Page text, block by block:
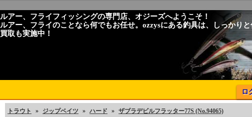
ルアー、フライフィッシングの専門店、オジーズへようこそ！
ルアー、フライのことなら何でもお任せ。ozzysにある釣具は、しっかり
買取も実施中！
ロ
トラウト » ジップベイツ » ハード » ザブラデビルフラッター77S (No.94065)